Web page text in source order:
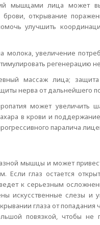
мышцами лица может
открывание
улучшить
увеличение
регенерацию
массаж лица;
нерва от дальнейшего
может увеличить
в крови и
паралича
мышцы и может
Если глаз остается
к серьезным
искусственные слезы и
глаза от попадания
повязкой, чтобы не